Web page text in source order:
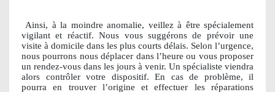
Ainsi, à la moindre anomalie, veillez à être spécialement
vigilant et réactif. Nous vous suggérons de prévoir une
visite à domicile dans les plus courts délais. Selon l’urgence,
nous pourrons nous déplacer dans l’heure ou vous proposer
un rendez-vous dans les jours à venir. Un spécialiste viendra
alors contrôler votre dispositif. En cas de problème, il
pourra en trouver l’origine et effectuer les réparations